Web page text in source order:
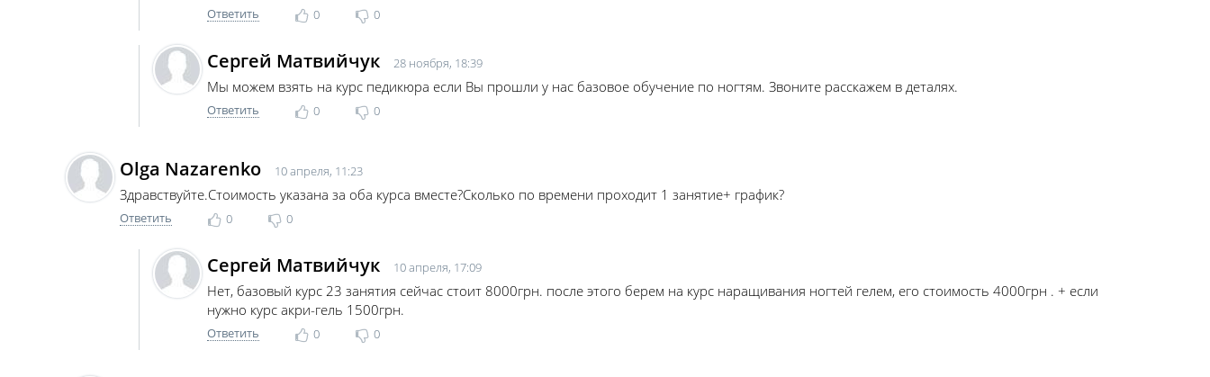
Ответить 0 0
Сергей Матвийчук 28 ноября, 18:39
Мы можем взять на курс педикюра если Вы прошли у нас базовое обучение по ногтям. Звоните расскажем в деталях.
Ответить 0 0
Olga Nazarenko 10 апреля, 11:23
Здравствуйте.Стоимость указана за оба курса вместе?Сколько по времени проходит 1 занятие+ график?
Ответить 0 0
Сергей Матвийчук 10 апреля, 17:09
Нет, базовый курс 23 занятия сейчас стоит 8000грн. после этого берем на курс наращивания ногтей гелем, его стоимость 4000грн . + если
нужно курс акри-гель 1500грн.
Ответить 0 0